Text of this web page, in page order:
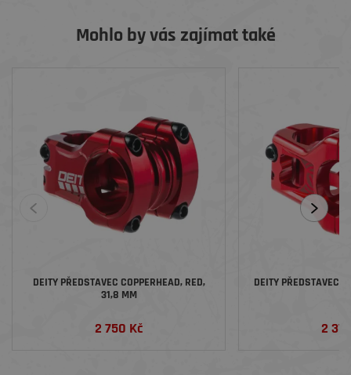
Mohlo by vás zajímat také
DEITY PŘEDSTAVEC COPPERHEAD, RED,
31,8 MM
2 750 Kč
DEITY PŘEDSTAVEC
2